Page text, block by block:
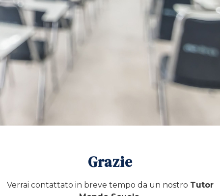
Grazie
Verrai contattato in breve tempo da un nostro Tutor